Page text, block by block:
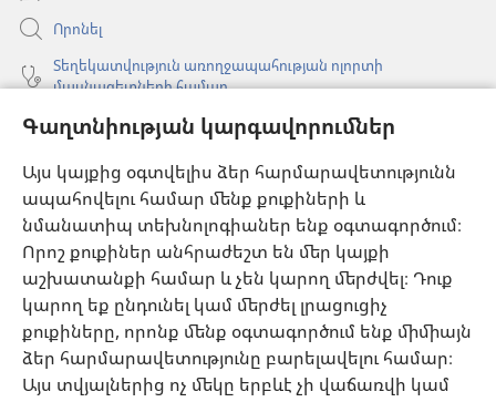
Գաղտնիության կարգավորումներ
Այս կայքից օգտվելիս ձեր հարմարավետությունն
ապահովելու համար մենք քուքիների և
նմանատիպ տեխնոլոգիաներ ենք օգտագործում։
Որոշ քուքիներ անհրաժեշտ են մեր կայքի
աշխատանքի համար և չեն կարող մերժվել։ Դուք
կարող եք ընդունել կամ մերժել լրացուցիչ
քուքիները, որոնք մենք օգտագործում ենք միմիայն
ձեր հարմարավետությունը բարելավելու համար։
Այս տվյալներից ոչ մեկը երբևէ չի վաճառվի կամ
Որոնել
Տեղեկատվություն առողջապահության ոլորտի
մասնագետների համար
Գլոբալ հաղորդակցություն
Օգնություն
Նվիրատվություններ
(բացվում
է
նոր
պատուհան)
Դիտարանի ՕՆԼԱՅՆ ԳՐԱԴԱՐԱՆ
(բացվում
է
նոր
պատուհան)
JW Hub
(բացվում
է
նոր
JW Library® հավելված